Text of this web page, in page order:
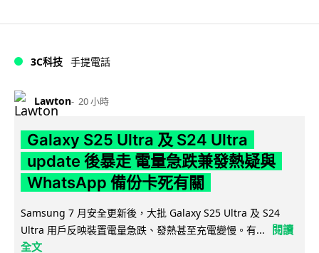
3C科技 手提電話
Lawton 20 小時
Galaxy S25 Ultra 及 S24 Ultra
update 後暴走 電量急跌兼發熱疑與
WhatsApp 備份卡死有關
Samsung 7 月安全更新後，大批 Galaxy S25 Ultra 及 S24
Ultra 用戶反映裝置電量急跌、發熱甚至充電變慢。有...
閱讀
全文